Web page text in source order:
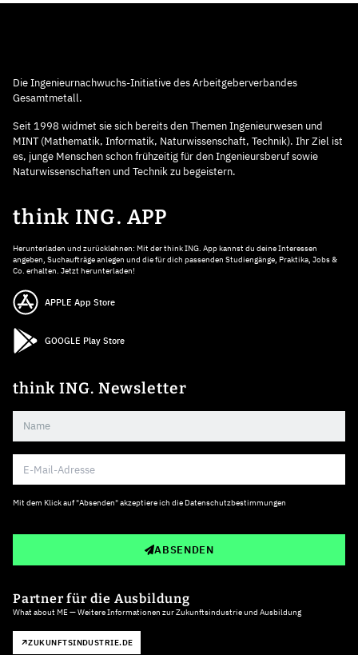
Die Ingenieurnachwuchs-Initiative des Arbeitgeberverbandes
Gesamtmetall.
Seit 1998 widmet sie sich bereits den Themen Ingenieurwesen und
MINT (Mathematik, Informatik, Naturwissenschaft, Technik). Ihr Ziel ist
es, junge Menschen schon frühzeitig für den Ingenieursberuf sowie
Naturwissenschaften und Technik zu begeistern.
think ING. APP
Herunterladen und zurücklehnen: Mit der think ING. App kannst du deine Interessen
angeben, Suchaufträge anlegen und die für dich passenden Studiengänge, Praktika, Jobs &
Co. erhalten. Jetzt herunterladen!
APPLE App Store
GOOGLE Play Store
think ING. Newsletter
Mit dem Klick auf "Absenden" akzeptiere ich die Datenschutzbestimmungen
ABSENDEN
Partner für die Ausbildung
What about ME — Weitere Informationen zur Zukunftsindustrie und Ausbildung
ZUKUNFTSINDUSTRIE.DE